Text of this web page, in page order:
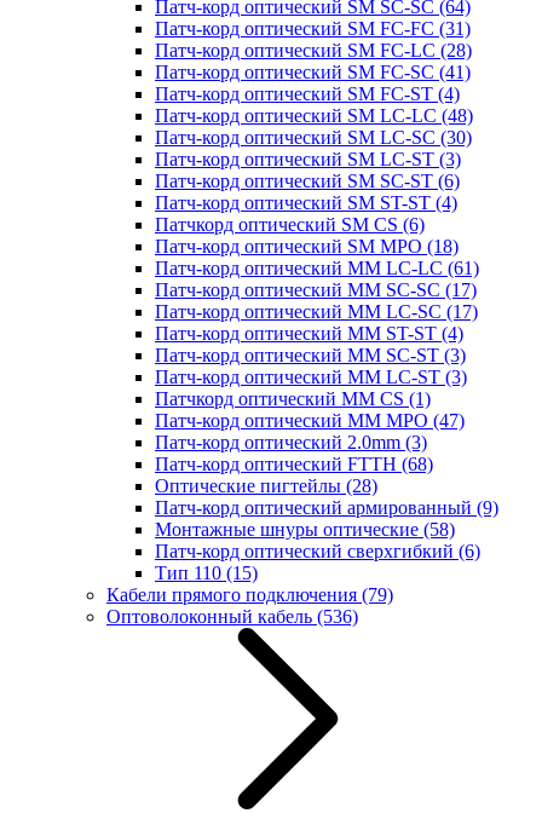
Патч-корд оптический SM SC-SC (64)
Патч-корд оптический SM FC-FC (31)
Патч-корд оптический SM FC-LC (28)
Патч-корд оптический SM FC-SC (41)
Патч-корд оптический SM FC-ST (4)
Патч-корд оптический SM LC-LC (48)
Патч-корд оптический SM LC-SC (30)
Патч-корд оптический SM LC-ST (3)
Патч-корд оптический SM SC-ST (6)
Патч-корд оптический SM ST-ST (4)
Патчкорд оптический SM CS (6)
Патч-корд оптический SM MPO (18)
Патч-корд оптический MM LC-LC (61)
Патч-корд оптический MM SC-SC (17)
Патч-корд оптический MM LC-SC (17)
Патч-корд оптический MM ST-ST (4)
Патч-корд оптический MM SC-ST (3)
Патч-корд оптический MM LC-ST (3)
Патчкорд оптический MM CS (1)
Патч-корд оптический MM MPO (47)
Патч-корд оптический 2.0mm (3)
Патч-корд оптический FTTH (68)
Оптические пигтейлы (28)
Патч-корд оптический армированный (9)
Монтажные шнуры оптические (58)
Патч-корд оптический сверхгибкий (6)
Тип 110 (15)
Кабели прямого подключения (79)
Оптоволоконный кабель (536)